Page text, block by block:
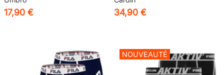
17,90 € 34,90 €
NOUVEAUTÉ